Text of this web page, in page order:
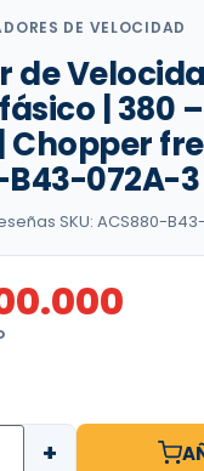
DE VELOCIDAD
| 380
Chopper
B43-072A-3
SKU: ACS880-
+